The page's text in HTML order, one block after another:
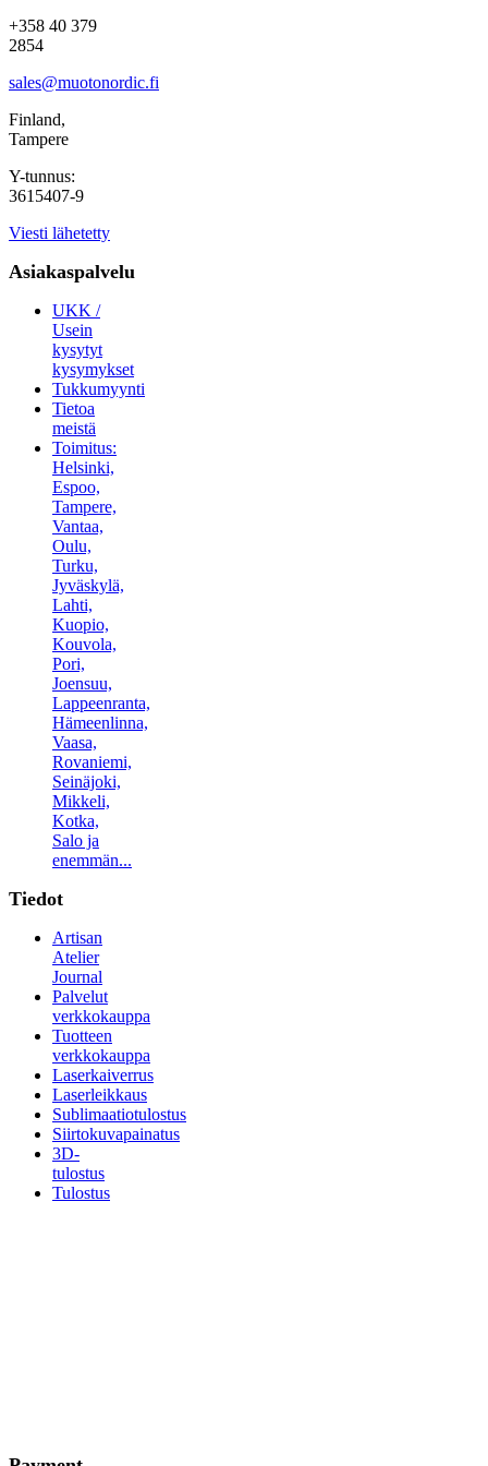
+358 40 379
2854
sales@muotonordic.fi
Finland,
Tampere
Y-tunnus:
3615407-9
Viesti lähetetty
Asiakaspalvelu
UKK /
Usein
kysytyt
kysymykset
Tukkumyynti
Tietoa
meistä
Toimitus:
Helsinki,
Espoo,
Tampere,
Vantaa,
Oulu,
Turku,
Jyväskylä,
Lahti,
Kuopio,
Kouvola,
Pori,
Joensuu,
Lappeenranta,
Hämeenlinna,
Vaasa,
Rovaniemi,
Seinäjoki,
Mikkeli,
Kotka,
Salo ja
enemmän...
Tiedot
Artisan
Atelier
Journal
Palvelut
verkkokauppa
Tuotteen
verkkokauppa
Laserkaiverrus
Laserleikkaus
Sublimaatiotulostus
Siirtokuvapainatus
3D-
tulostus
Tulostus